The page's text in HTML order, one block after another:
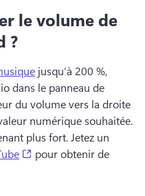
le volume de
?
jusqu’à 200 %,
dans le panneau de
du volume vers la droite
plus fort. Jetez un
(opens in a new tab)
pour obtenir de